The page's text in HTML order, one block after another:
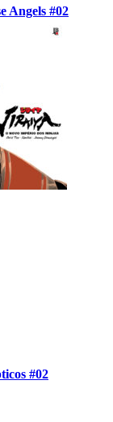
Angels #02
#02